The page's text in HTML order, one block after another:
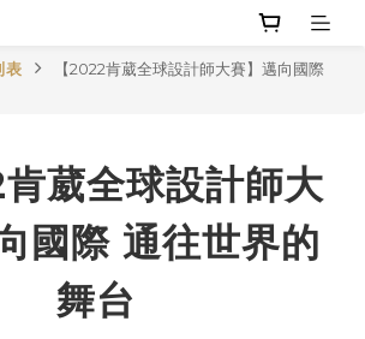
表
【2022肯葳全球設計師大賽】邁向國際
肯葳全球設計師大
國際 通往世界的
舞台